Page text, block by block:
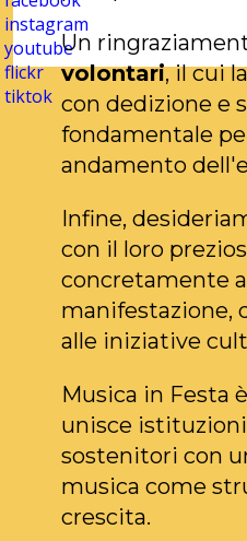
instagram
youtube
flickr
tiktok
Un
volontari, il cui
con dedizione e
fondamentale
andamento
Infine,
con il loro
concretamente
manifestazione,
alle iniziative
Musica in Festa
unisce
sostenitori con
musica come
crescita.